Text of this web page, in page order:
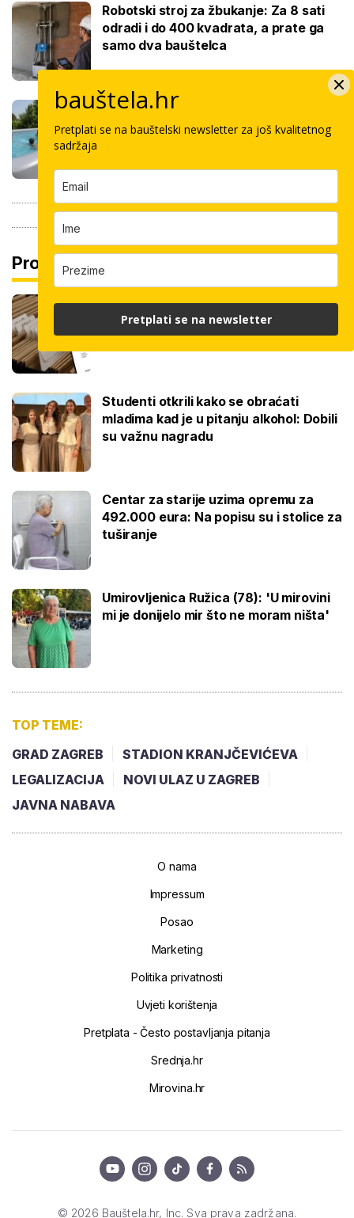
Robotski stroj za žbukanje: Za 8 sati
odradi i do 400 kvadrata, a prate ga
samo dva bauštelca
Stigla nova generacija kućnih bazena!
Po rubu možete hodati, a od kutije do
Pročitaj još
Promjena prakse za sve SC-ove, kršili
su zakon? Za jedan nam je potvrđeno
Studenti otkrili kako se obraćati
mladima kad je u pitanju alkohol: Dobili
su važnu nagradu
Centar za starije uzima opremu za
492.000 eura: Na popisu su i stolice za
tuširanje
Umirovljenica Ružica (78): 'U mirovini
mi je donijelo mir što ne moram ništa'
TOP TEME:
GRAD ZAGREB
STADION KRANJČEVIĆEVA
LEGALIZACIJA
NOVI ULAZ U ZAGREB
JAVNA NABAVA
O nama
Impressum
Posao
Marketing
Politika privatnosti
Uvjeti korištenja
Pretplata - Često postavljanja pitanja
Srednja.hr
Mirovina.hr
© 2026 Bauštela.hr, Inc. Sva prava zadržana.
bauštela.hr
Pretplati se na bauštelski newsletter za još kvalitetnog
sadržaja
Pretplati se na newsletter